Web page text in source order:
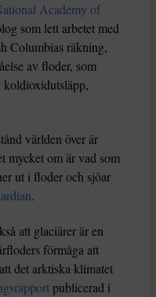
Academy of
som lett arbetet med
Columbias räkning,
av floder, som
världen över är
mycket om är vad som
ut i floder och sjöar
.
att glaciärer är en
förmåga att
det arktiska klimatet
publicerad i